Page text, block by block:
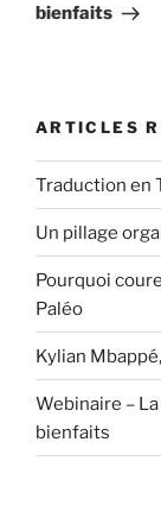
bienfaits
ARTICLES
Traduction en
Un pillage
Pourquoi
Paléo
Kylian
Webinaire –
bienfaits